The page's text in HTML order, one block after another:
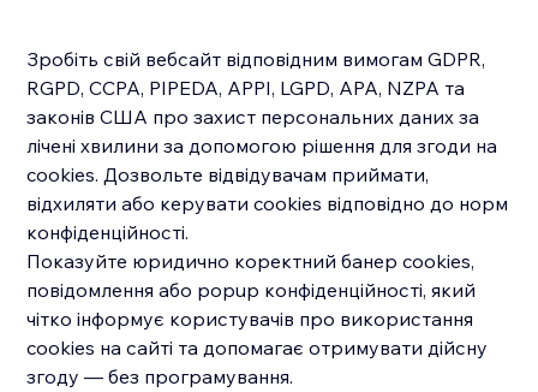
Зробіть свій вебсайт відповідним вимогам GDPR,
RGPD, CCPA, PIPEDA, APPI, LGPD, APA, NZPA та
законів США про захист персональних даних за
лічені хвилини за допомогою рішення для згоди на
cookies. Дозвольте відвідувачам приймати,
відхиляти або керувати cookies відповідно до норм
конфіденційності.
Показуйте юридично коректний банер cookies,
повідомлення або popup конфіденційності, який
чітко інформує користувачів про використання
cookies на сайті та допомагає отримувати дійсну
згоду — без програмування.